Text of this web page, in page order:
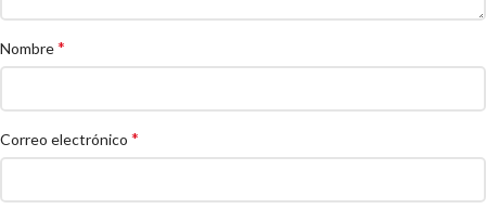
Nombre*
Correo electrónico *